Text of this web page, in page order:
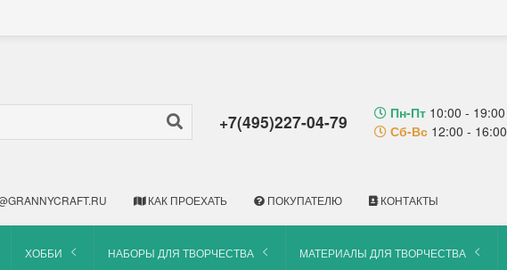
+7(495)227-04-79 Пн-Пт 10:00 - 19:00
Сб-Вс 12:00 - 16:00
КАК ПРОЕХАТЬ ПОКУПАТЕЛЮ КОНТАКТЫ
ХОББИ НАБОРЫ ДЛЯ ТВОРЧЕСТВА МАТЕРИАЛЫ ДЛЯ ТВОРЧЕСТВА